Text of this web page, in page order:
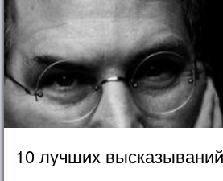
10 лучших